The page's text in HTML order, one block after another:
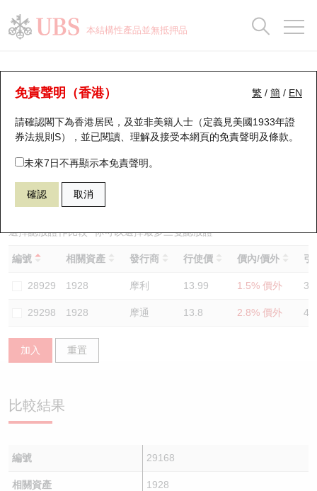
本結構性產品並無抵押品
繁 / 簡 / EN
免責聲明（香港）
請確認閣下為香港居民，及並非美籍人士（定義見美國1933年證
券法規則S），並已閱讀、理解及接受本網頁的免責聲明及條款。
未來7日不再顯示本免責聲明。
確認 取消
認股證分析儀
表現 街貨統計 比較
29168 瑞銀認沽 1928 金沙中國有限公司
選擇認股證作比較*你可以選擇最多三隻認股證
編號 相關資產 發行商 行使價 價內/價外 引
28929 1928 摩利 13.99 1.5% 價外
29298 1928 摩通 13.8 2.8% 價外
加入 重置
比較結果
編號 29168
相關資產 1928
瑞銀認股證一覽
新發行瑞銀認股證
即將到期認股證
認股證到期結算價查詢
認股證分析儀
認股證速算機
認股證/牛熊證日誌
認股證文件及公告 (瑞信)
街貨統計
比較
牛熊全景快搜
牛熊證搜尋
牛熊證街貨分佈圖
正股牛熊證列表
新發行瑞銀牛熊證
已收回牛熊證剩餘價值
牛熊證到期結算價查詢
牛熊證速算機
牛熊證文件及公告 (瑞信)
街貨統計
比較
十大升幅/跌幅
十大認股證成交分佈
十天股證佔大市成交
資金流
街貨統計
三十大平均引伸波幅
正股分析儀
二十大活躍股份
恒指成份股
國指成份股
科指成份股
相關資產沽空
中資ETFs溢價比較
即市板塊表現
收市競價變化
持股比重
顯示所有持股比重
每月輪證大市專題
輪證專欄
講座及教育短片
認股證投資者教育
牛熊證投資者教育
認股證牛熊證常問問題